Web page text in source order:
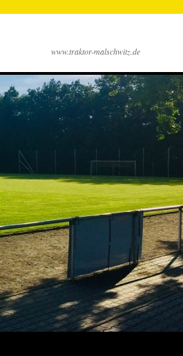
www.traktor-malschwitz.de